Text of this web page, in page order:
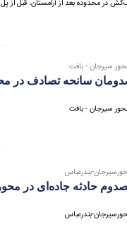
در محدوده بعد از آرامستان، قبل از
سیرجان - بافت
سانحه تصادف در
سیرجان - بافت
بندرعباس
حادثه جاده‌ای در
بندرعباس